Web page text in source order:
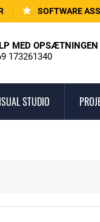
SOFTWARE
MED OPSÆTNINGEN
173261340
STUDIO